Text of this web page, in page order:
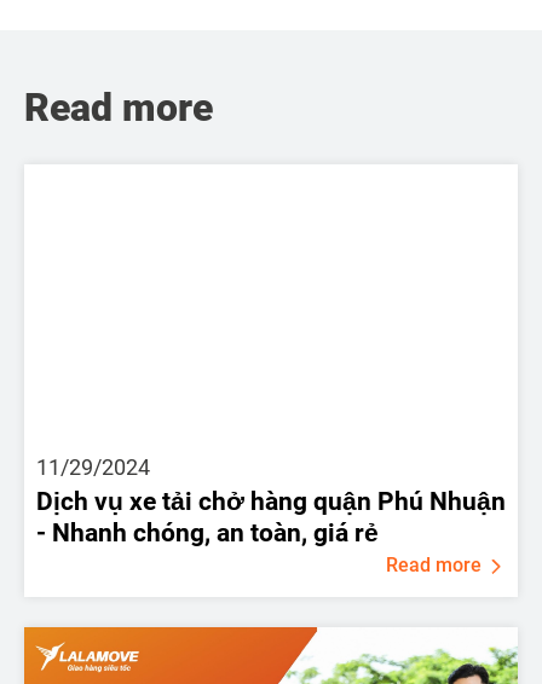
Read more
11/29/2024
Dịch vụ xe tải chở hàng quận Phú Nhuận
- Nhanh chóng, an toàn, giá rẻ
Read more